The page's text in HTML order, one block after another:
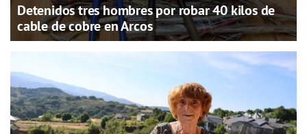
Detenidos tres hombres por robar 40 kilos de
cable de cobre en Arcos